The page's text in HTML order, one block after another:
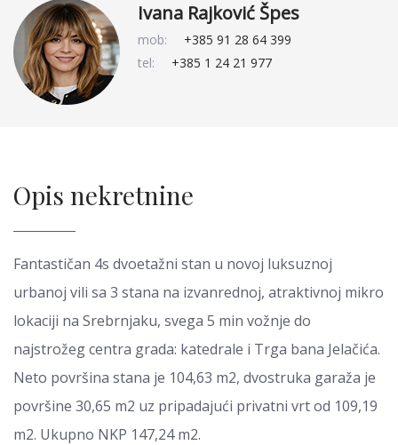
Ivana Rajković Špes
mob:
+385 91 28 64 399
tel:
+385 1 24 21 977
Opis nekretnine
Fantastičan 4s dvoetažni stan u novoj luksuznoj
urbanoj vili sa 3 stana na izvanrednoj, atraktivnoj mikro
lokaciji na Srebrnjaku, svega 5 min vožnje do
najstrožeg centra grada: katedrale i Trga bana Jelačića.
Neto površina stana je 104,63 m2, dvostruka garaža je
površine 30,65 m2 uz pripadajući privatni vrt od 109,19
m2. Ukupno NKP 147,24 m2.